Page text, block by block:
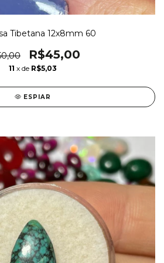
Tibetana 12x8mm 60
R$45,00
11 x de R$5,03
ESPIAR